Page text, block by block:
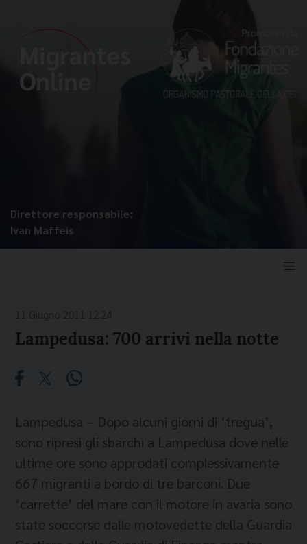
Direttore responsabile:
Ivan Maffeis
Lampedusa: 700 arrivi nella notte
Lampedusa – Dopo alcuni giorni di ‘tregua’,
sono ripresi gli sbarchi a Lampedusa dove nelle
ultime ore sono approdati complessivamente
667 migranti a bordo di tre barconi. Due
‘carrette’ del mare con il motore in avaria sono
state soccorse dalle motovedette della Guardia